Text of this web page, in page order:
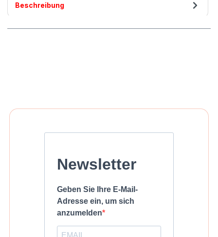
Beschreibung
Newsletter
Geben Sie Ihre E-Mail-
Adresse ein, um sich
anzumelden